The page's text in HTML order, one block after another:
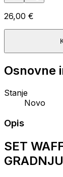
26,00 €
Osnovne
Stanje
Novo
Opis
SET